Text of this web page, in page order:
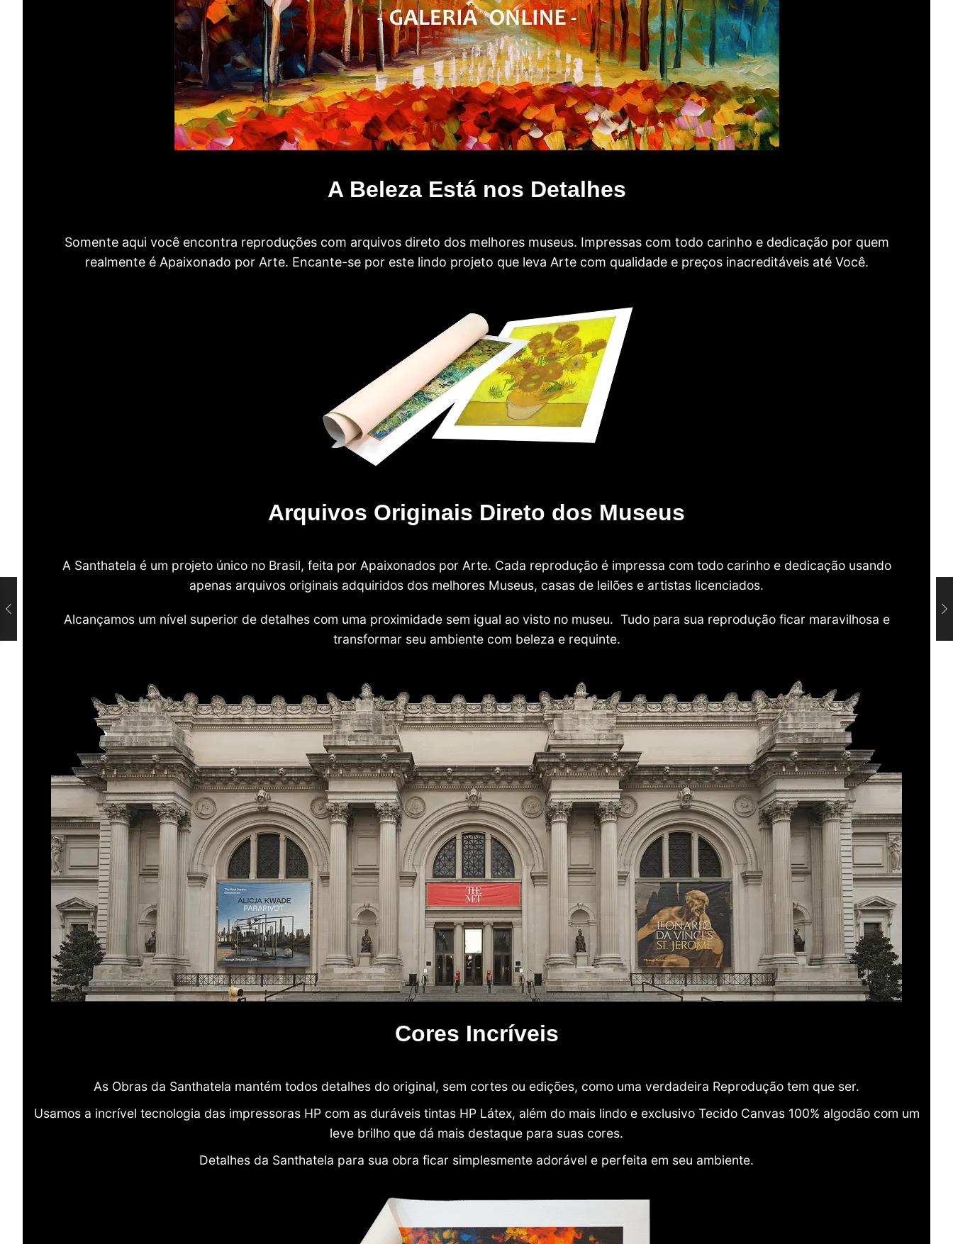
A Beleza Está nos Detalhes
Somente aqui você encontra reproduções com arquivos direto dos melhores museus. Impressas com todo carinho e dedicação por quem
realmente é Apaixonado por Arte. Encante-se por este lindo projeto que leva Arte com qualidade e preços inacreditáveis até Você.
Arquivos Originais Direto dos Museus
A Santhatela é um projeto único no Brasil, feita por Apaixonados por Arte. Cada reprodução é impressa com todo carinho e dedicação usando
apenas arquivos originais adquiridos dos melhores Museus, casas de leilões e artistas licenciados.
Alcançamos um nível superior de detalhes com uma proximidade sem igual ao visto no museu. Tudo para sua reprodução ficar maravilhosa e
transformar seu ambiente com beleza e requinte.
Cores Incríveis
As Obras da Santhatela mantém todos detalhes do original, sem cortes ou edições, como uma verdadeira Reprodução tem que ser.
Usamos a incrível tecnologia das impressoras HP com as duráveis tintas HP Látex, além do mais lindo e exclusivo Tecido Canvas 100% algodão com um
leve brilho que dá mais destaque para suas cores.
Detalhes da Santhatela para sua obra ficar simplesmente adorável e perfeita em seu ambiente.